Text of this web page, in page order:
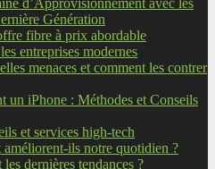
d’Approvisionnement avec les
Génération
fibre à prix abordable
entreprises modernes
menaces et comment les contrer
un iPhone : Méthodes et Conseils
et services high-tech
ils notre quotidien ?
dernières tendances ?